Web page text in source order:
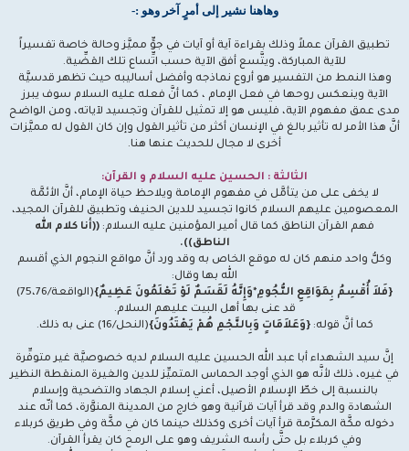
وهاهنا نشير إلى أمرٍ آخر وهو :-
تطبيق القرآن عملاً وذلك بقراءة آية أو آيات في جوٍّ مميَّز وحالة خاصة تفسيراً
للآية المباركة، ويتَّسع أفق الآية حسب اتِّساع تلك القضِّية.
وهذا النمط من التفسير هو أروع نماذجه وأفضل أساليبه حيث تظهر قدسيَّة
الآية وينعكس روحها في فعل الإمام ، كما أنَّ فعله عليه السلام سوف يبرز
مدى عمق مفهوم الآية، فليس هو إلا تمثيل للقرآن وتجسيد لآياته، ومن الواضح
أنَّ هذا الأمر له تأثير بالغ في الإنسان أكثر من تأثير القول وإن كان القول له مميَّزات
أخرى لا مجال للحديث عنها هنا.
الثالثة : الحسين عليه السلام و القرآن:
لا يخفى على من يتأمَّل في مفهوم الإمامة ويلاحظ حياة الإمام، أنَّ الأئمَّة
المعصومين عليهم السلام كانوا تجسيد للدين الحنيف وتطبيق للقرآن المجيد،
فهم القرآن الناطق كما قال أمير المؤمنين عليه السلام: ((أنا كلام الله
الناطق)).
وكلُّ واحد منهم كان له موقع الخاص به وقد ورد أنَّ مواقع النجوم الذي أقسم
الله بها وقال:
{فَلاَ أُقْسِمُ بِمَوَاقِعِ النُّجُومِ*وَإِنَّهُ لَقَسَمٌ لَوْ تَعْلَمُونَ عَظِيمٌ}
(الواقعة/75،76)
قد عنى بها أهل البيت عليهم السلام.
كما أنَّ قوله:{وَعَلاَمَاتٍ وَبِالنَّجْمِ هُمْ يَهْتَدُونَ}(النحل/16) عنى به ذلك.
إنَّ سيد الشهداء أبا عبد الله الحسين عليه السلام لديه خصوصيَّة غير متوفِّرة
في غيره، ذلك لأنَّه هو الذي أوجد الحماس المتميِّز للدين والغيرة المنقطة النظير
بالنسبة إلى خطّ الإسلام الأصيل، أعني إسلام الجهاد والتضحية وإسلام
الشهادة والدم وقد قرأ آيات قرآنية وهو خارج من المدينة المنوَّرة، كما أنّه عند
دخوله مكَّة المكرَّمة قرأ آيات أخرى وكذلك حينما كان في مكَّة وفي طريق كربلاء
وفي كربلاء بل حتَّى رأسه الشريف وهو على الرمح كان يقرأ القرآن.